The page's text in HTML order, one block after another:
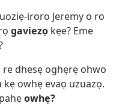
iroro Jeremy o ro
gaviezọ kẹe? Eme
dhesẹ oghẹrẹ ohwo
owhẹ evaọ uzuazọ.
owhẹ?